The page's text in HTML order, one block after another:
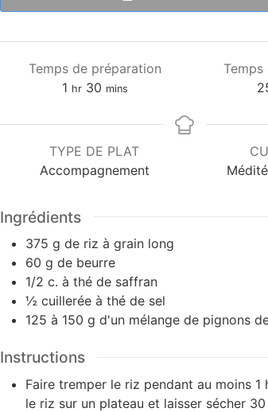
Temps de préparation
1 hr 30 mins
Temps
TYPE DE PLAT
Accompagnement
Ingrédients
375 g de riz à grain long
60 g de beurre
1/2 c. à thé de saffran
½ cuillerée à thé de sel
125 à 150 g d'un mélange de pignons
Instructions
Faire tremper le riz pendant au moins 1
le riz sur un plateau et laisser sécher